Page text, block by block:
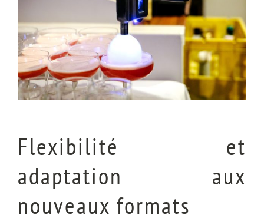
Flexibilité et
adaptation aux
nouveaux formats